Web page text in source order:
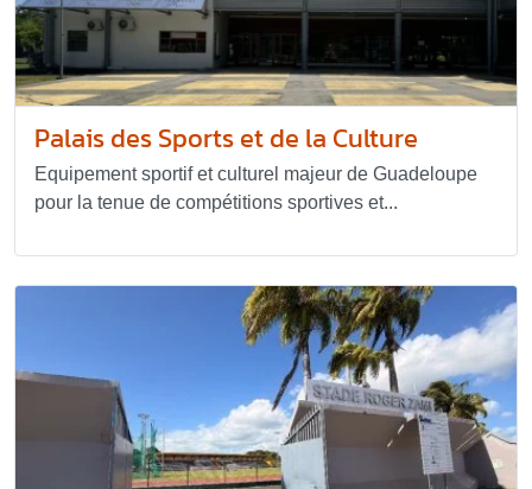
Palais des Sports et de la Culture
Equipement sportif et culturel majeur de Guadeloupe
pour la tenue de compétitions sportives et...